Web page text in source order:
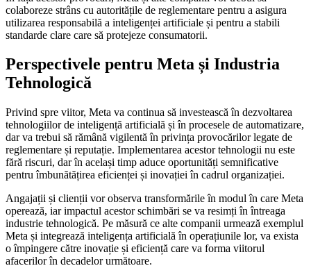
colaboreze strâns cu autoritățile de reglementare pentru a asigura
utilizarea responsabilă a inteligenței artificiale și pentru a stabili
standarde clare care să protejeze consumatorii.
Perspectivele pentru Meta și Industria
Tehnologică
Privind spre viitor, Meta va continua să investească în dezvoltarea
tehnologiilor de inteligență artificială și în procesele de automatizare,
dar va trebui să rămână vigilentă în privința provocărilor legate de
reglementare și reputație. Implementarea acestor tehnologii nu este
fără riscuri, dar în același timp aduce oportunități semnificative
pentru îmbunătățirea eficienței și inovației în cadrul organizației.
Angajații și clienții vor observa transformările în modul în care Meta
operează, iar impactul acestor schimbări se va resimți în întreaga
industrie tehnologică. Pe măsură ce alte companii urmează exemplul
Meta și integrează inteligența artificială în operațiunile lor, va exista
o împingere către inovație și eficiență care va forma viitorul
afacerilor în decadelor următoare.